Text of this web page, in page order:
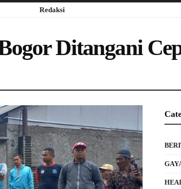
Redaksi
Ditangani